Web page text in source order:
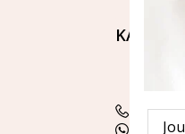
KAYA
Tel:Email